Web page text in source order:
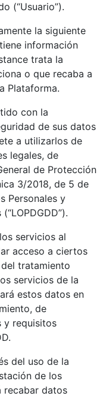
(“Usuario”).
la siguiente
información
trata la
o que recaba a
Plataforma.
con la
de sus datos
a utilizarlos de
legales, de
de Protección
3/2018, de 5 de
Personales y
(“LOPDGDD”).
servicios al
acceso a ciertos
tratamiento
servicios de la
estos datos en
de
y requisitos
del uso de la
de los
recabar datos